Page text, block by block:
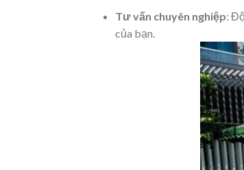
Tư vấn chuyên nghiệp:
của bạn.